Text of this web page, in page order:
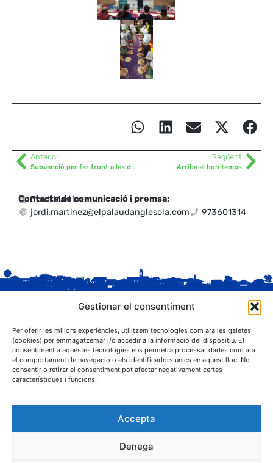
Gestionar el consentiment
Per oferir les millors experiències, utilitzem tecnologies com ara les galetes
(cookies) per emmagatzemar i/o accedir a la informació del dispositiu. El
consentiment a aquestes tecnologies ens permetrà processar dades com ara
el comportament de navegació o els identificadors únics en aquest lloc. No
consentir o retirar el consentiment pot afectar negativament certes
característiques i funcions.
Accepta
Denega
Anterior
Subvenció per fer front a les despeses de la campanya agrària 2024
Següent
Arriba el bon temps
Contacte de comunicació i premsa:
Jordi Martínez
jordi.martinez@elpalaudanglesola.com
973601314
C. Sant Josep, 1
25243 El Palau d'Anglesola (Pla d'Urgell)